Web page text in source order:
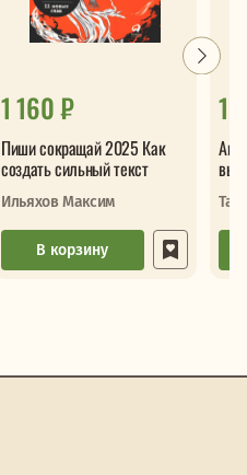
1 160 ₽
Пиши сокращай 2025 Как
создать сильный текст
Ильяхов Максим
В корзину
1